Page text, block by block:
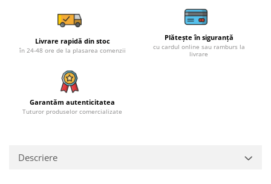
Livrare rapidă din stoc
în 24-48 ore de la plasarea comenzii
Plătește în siguranță
cu cardul online sau ramburs la
livrare
Garantăm autenticitatea
Tuturor produselor comercializate
Descriere